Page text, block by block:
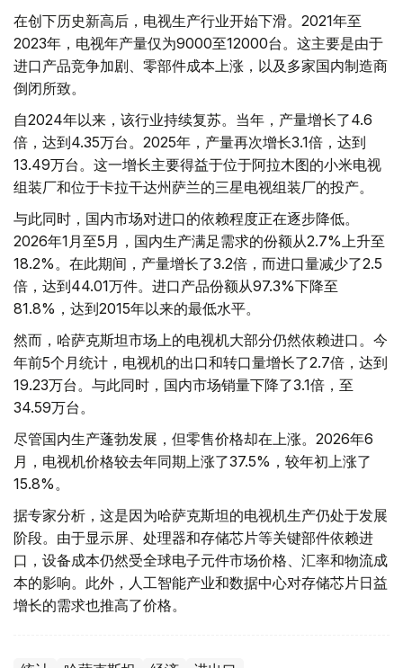
在创下历史新高后，电视生产行业开始下滑。2021年至
2023年，电视年产量仅为9000至12000台。这主要是由于
进口产品竞争加剧、零部件成本上涨，以及多家国内制造商
倒闭所致。
自2024年以来，该行业持续复苏。当年，产量增长了4.6
倍，达到4.35万台。2025年，产量再次增长3.1倍，达到
13.49万台。这一增长主要得益于位于阿拉木图的小米电视
组装厂和位于卡拉干达州萨兰的三星电视组装厂的投产。
与此同时，国内市场对进口的依赖程度正在逐步降低。
2026年1月至5月，国内生产满足需求的份额从2.7%上升至
18.2%。在此期间，产量增长了3.2倍，而进口量减少了2.5
倍，达到44.01万件。进口产品份额从97.3%下降至
81.8%，达到2015年以来的最低水平。
然而，哈萨克斯坦市场上的电视机大部分仍然依赖进口。今
年前5个月统计，电视机的出口和转口量增长了2.7倍，达到
19.23万台。与此同时，国内市场销量下降了3.1倍，至
34.59万台。
尽管国内生产蓬勃发展，但零售价格却在上涨。2026年6
月，电视机价格较去年同期上涨了37.5%，较年初上涨了
15.8%。
据专家分析，这是因为哈萨克斯坦的电视机生产仍处于发展
阶段。由于显示屏、处理器和存储芯片等关键部件依赖进
口，设备成本仍然受全球电子元件市场价格、汇率和物流成
本的影响。此外，人工智能产业和数据中心对存储芯片日益
增长的需求也推高了价格。